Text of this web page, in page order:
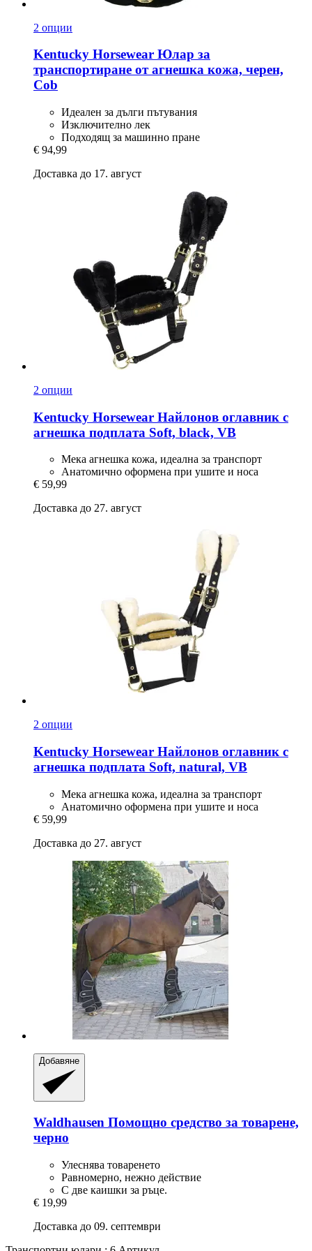
2 опции
Kentucky Horsewear Юлар за
транспортиране от агнешка кожа, черен,
Cob
Идеален за дълги пътувания
Изключително лек
Подходящ за машинно пране
€ 94,99
Доставка до 17. август
2 опции
Kentucky Horsewear Найлонов оглавник с
агнешка подплата Soft, black, VB
Мека агнешка кожа, идеална за транспорт
Анатомично оформена при ушите и носа
€ 59,99
Доставка до 27. август
2 опции
Kentucky Horsewear Найлонов оглавник с
агнешка подплата Soft, natural, VB
Мека агнешка кожа, идеална за транспорт
Анатомично оформена при ушите и носа
€ 59,99
Доставка до 27. август
Добавяне
Waldhausen Помощно средство за товарене,
черно
Улеснява товаренето
Равномерно, нежно действие
С две каишки за ръце.
€ 19,99
Доставка до 09. септември